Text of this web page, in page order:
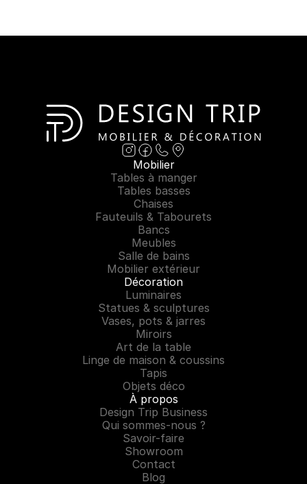
Mobilier
Tables à manger
Tables basses
Chaises
Fauteuils & Tabourets
Bancs
Meubles
Salle de bains
Mobilier extérieur
Décoration
Luminaires
Statues & sculptures
Vases, pots & jarres
Miroirs
Art de la table
Linge de maison & coussins
Tapis
Objets déco
À propos
Design Trip Business
Qui sommes-nous ?
Savoir-faire
Showroom
Contact
Blog